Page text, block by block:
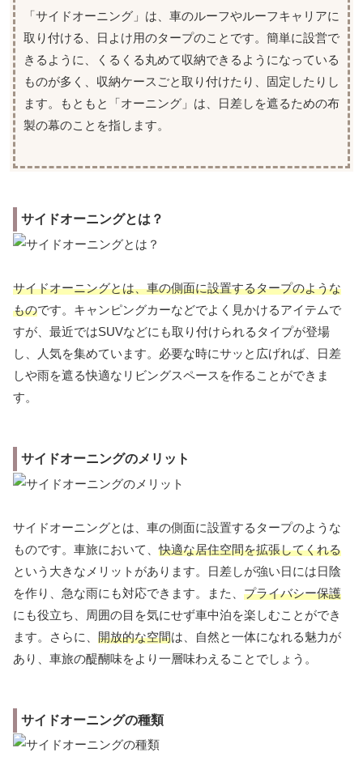
「サイドオーニング」は、車のルーフやルーフキャリアに
取り付ける、日よけ用のタープのことです。簡単に設営で
きるように、くるくる丸めて収納できるようになっている
ものが多く、収納ケースごと取り付けたり、固定したりし
ます。もともと「オーニング」は、日差しを遮るための布
製の幕のことを指します。
サイドオーニングとは？
サイドオーニングとは、車の側面に設置するタープのような
ものです。キャンピングカーなどでよく見かけるアイテムで
すが、最近ではSUVなどにも取り付けられるタイプが登場
し、人気を集めています。必要な時にサッと広げれば、日差
しや雨を遮る快適なリビングスペースを作ることができま
す。
サイドオーニングのメリット
サイドオーニングとは、車の側面に設置するタープのような
ものです。車旅において、快適な居住空間を拡張してくれる
という大きなメリットがあります。日差しが強い日には日陰
を作り、急な雨にも対応できます。また、 プライバシー保護
にも役立ち、周囲の目を気にせず車中泊を楽しむことができ
ます。さらに、 開放的な空間は、自然と一体になれる魅力が
あり、車旅の醍醐味をより一層味わえることでしょう。
サイドオーニングの種類